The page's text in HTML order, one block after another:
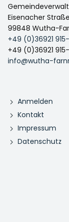
Eisenacher
99848 Wutha-
+49 (0)36921
+49 (0)36921
info@wutha-
Anmelden
Kontakt
Impressum
Datenschutz